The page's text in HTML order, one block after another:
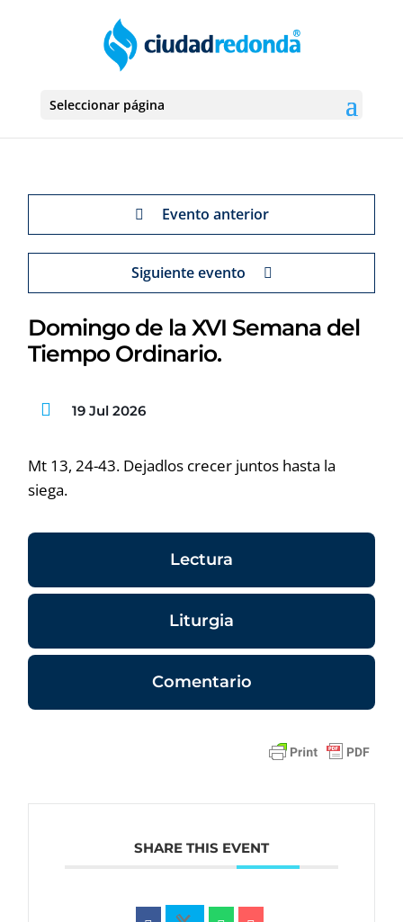
Seleccionar página
Evento anterior
Siguiente evento
Domingo de la XVI Semana del
Tiempo Ordinario.
19 Jul 2026
Mt 13, 24-43. Dejadlos crecer juntos hasta la
siega.
Lectura
Liturgia
Comentario
SHARE THIS EVENT